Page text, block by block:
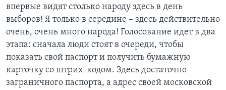
впервые видят столько народу здесь в день
выборов! Я только в середине – здесь действительно
очень, очень много народа! Голосование идет в два
этапа: сначала люди стоят в очереди, чтобы
показать свой паспорт и получить бумажную
карточку со штрих-кодом. Здесь достаточно
заграничного паспорта, а адрес своей московской